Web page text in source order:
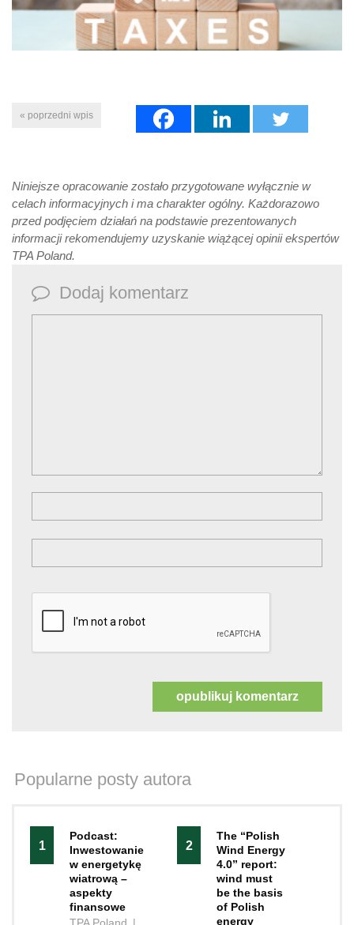
« poprzedni wpis
Niniejsze opracowanie zostało przygotowane wyłącznie w
celach informacyjnych i ma charakter ogólny. Każdorazowo
przed podjęciem działań na podstawie prezentowanych
informacji rekomendujemy uzyskanie wiążącej opinii ekspertów
TPA Poland.
Dodaj komentarz
Popularne posty autora
1
Podcast:
Inwestowanie
w energetykę
wiatrową –
aspekty
finansowe
2
The “Polish
Wind Energy
4.0” report:
wind must
be the basis
of Polish
energy